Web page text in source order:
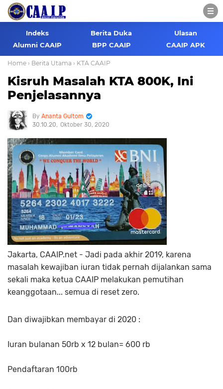
Indeks Berita Duka
Ulasan
Alumni CAAIP
BPP CAAIP CAAIP APK
Home › Berita Utama › KTA CAAIP
Kisruh Masalah KTA 800K, Ini
Penjelasannya
Ananta Gultom
30.10.20
Oktober 30, 2020
Jakarta, CAAIP.net - Jadi pada akhir 2019, karena
masalah kewajiban iuran tidak pernah dijalankan sama
sekali maka ketua CAAIP melakukan pemutihan
keanggotaan... semua di reset zero.
Dan diwajibkan membayar di 2020 :
Iuran bulanan 50rb x 12 bulan= 600 rb
Pendaftaran 100rb